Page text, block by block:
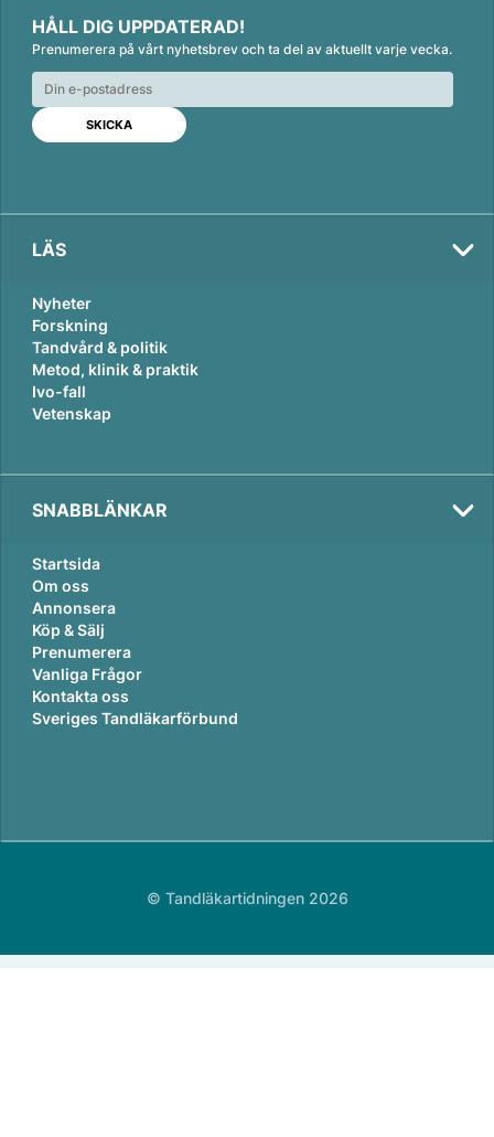
n
k
e
d
n
c
e
b
o
o
k
a
i
l
HÅLL DIG UPPDATERAD!
Prenumerera på vårt nyhetsbrev och ta del av aktuellt varje vecka.
LÄS
Nyheter
Forskning
Tandvård & politik
Metod, klinik & praktik
Ivo-fall
Vetenskap
SNABBLÄNKAR
Startsida
Om oss
Annonsera
Köp & Sälj
Prenumerera
Vanliga Frågor
Kontakta oss
Sveriges Tandläkarförbund
© Tandläkartidningen 2026